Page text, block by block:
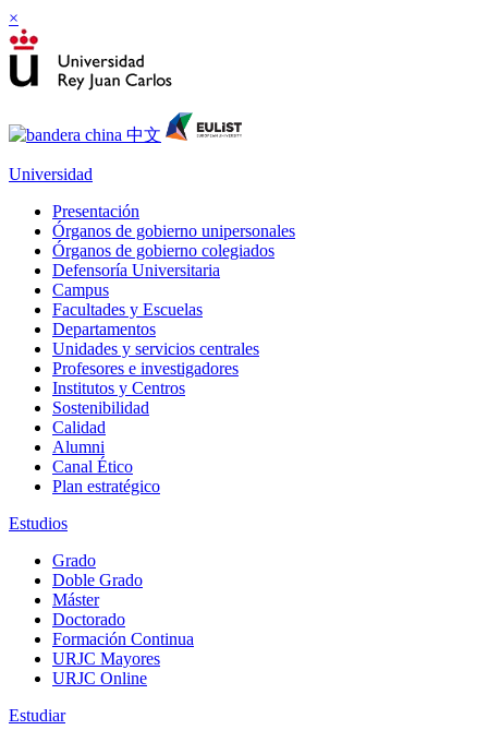
×
Universidad
Presentación
Órganos de gobierno unipersonales
Órganos de gobierno colegiados
Defensoría Universitaria
Campus
Facultades y Escuelas
Departamentos
Unidades y servicios centrales
Profesores e investigadores
Institutos y Centros
Sostenibilidad
Calidad
Alumni
Canal Ético
Plan estratégico
Estudios
Grado
Doble Grado
Máster
Doctorado
Formación Continua
URJC Mayores
URJC Online
Estudiar